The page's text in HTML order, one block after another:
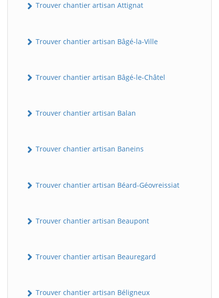
Trouver chantier artisan Attignat
Trouver chantier artisan Bâgé-la-Ville
Trouver chantier artisan Bâgé-le-Châtel
Trouver chantier artisan Balan
Trouver chantier artisan Baneins
Trouver chantier artisan Béard-Géovreissiat
Trouver chantier artisan Beaupont
Trouver chantier artisan Beauregard
Trouver chantier artisan Béligneux